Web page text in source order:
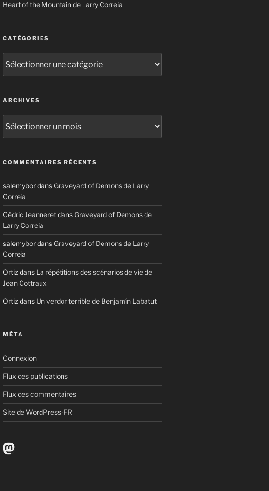
Heart of the Mountain de Larry Correia
CATÉGORIES
ARCHIVES
COMMENTAIRES RÉCENTS
salemybordans Graveyard of Demons de Larry
Correia
Cédric Jeanneretdans Graveyard of Demons de
Larry Correia
salemybordans Graveyard of Demons de Larry
Correia
Ortiz dans La répétitions des scénarios de vie de
Jean Cottraux
Ortiz dans Un verdor terrible de Benjamín Labatut
MÉTA
Connexion
Flux des publications
Flux des commentaires
Site de WordPress-FR
Mastodon